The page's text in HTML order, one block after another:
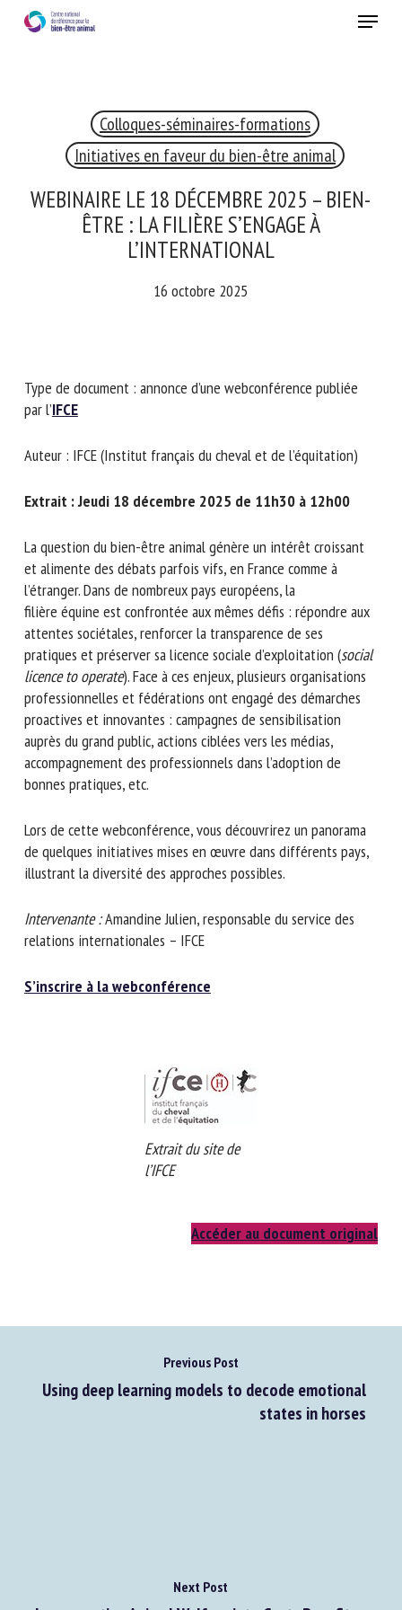
Menu
Colloques-séminaires-formations
Initiatives en faveur du bien-être animal
WEBINAIRE LE 18 DÉCEMBRE 2025 – BIEN-
ÊTRE : LA FILIÈRE S’ENGAGE À
L’INTERNATIONAL
16 octobre 2025
Type de document : annonce d’une webconférence publiée
par l’IFCE
Auteur : IFCE (Institut français du cheval et de l’équitation)
Extrait : Jeudi 18 décembre 2025 de 11h30 à 12h00
La question du bien-être animal génère un intérêt croissant
et alimente des débats parfois vifs, en France comme à
l’étranger. Dans de nombreux pays européens, la
filière équine est confrontée aux mêmes défis : répondre
aux attentes sociétales, renforcer la transparence de ses
pratiques et préserver sa licence sociale d’exploitation
(social licence to operate ). Face à ces enjeux, plusieurs
organisations professionnelles et fédérations ont engagé
des démarches proactives et innovantes : campagnes de
sensibilisation auprès du grand public, actions ciblées vers
les médias, accompagnement des professionnels dans
l’adoption de bonnes pratiques, etc.
Lors de cette webconférence, vous découvrirez un panorama
de quelques initiatives mises en œuvre dans différents
pays, illustrant la diversité des approches possibles.
Intervenante :Amandine Julien, responsable du service des
relations internationales – IFCE
S’inscrire à la webconférence
Extrait du site de
l’IFCE
Accéder au document original
Previous Post
Using deep learning models to decode emotional
states in horses
Next Post
RECEVEZ CHAQUE MOIS GRATUITEMENT
LES DERNIÈRES ACTUALITÉS SUR LE BIEN-ÊTRE
ANIMAL
Nom *
Organisme *
E-mail *
En soumettant ce formulaire, j'accepte que les
informations saisies soient utilisées dans le cadre de la
relation avec le CNR BEA. *
Les champs suivis de * sont obligatoires